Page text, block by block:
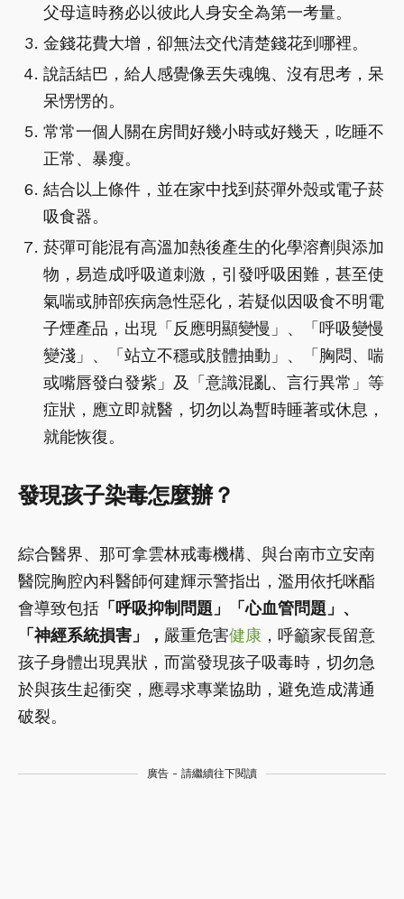
父母這時務必以彼此人身安全為第一考量。
金錢花費大增，卻無法交代清楚錢花到哪裡。
說話結巴，給人感覺像丟失魂魄、沒有思考，呆
呆愣愣的。
常常一個人關在房間好幾小時或好幾天，吃睡不
正常、暴瘦。
結合以上條件，並在家中找到菸彈外殼或電子菸
吸食器。
菸彈可能混有高溫加熱後產生的化學溶劑與添加
物，易造成呼吸道刺激，引發呼吸困難，甚至使
氣喘或肺部疾病急性惡化，若疑似因吸食不明電
子煙產品，出現「反應明顯變慢」、「呼吸變慢
變淺」、「站立不穩或肢體抽動」、「胸悶、喘
或嘴唇發白發紫」及「意識混亂、言行異常」等
症狀，應立即就醫，切勿以為暫時睡著或休息，
就能恢復。
發現孩子染毒怎麼辦？
綜合醫界、那可拿雲林戒毒機構、與台南市立安南
醫院胸腔內科醫師何建輝示警指出，濫用依托咪酯
會導致包括 「呼吸抑制問題」「心血管問題」、
「神經系統損害」， 嚴重危害健康 ，呼籲家長留意
孩子身體出現異狀，而當發現孩子吸毒時，切勿急
於與孩生起衝突，應尋求專業協助，避免造成溝通
破裂。
廣告 - 請繼續往下閱讀